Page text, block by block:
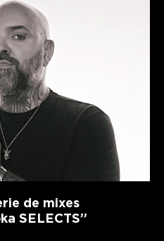
de mixes
SELECTS”